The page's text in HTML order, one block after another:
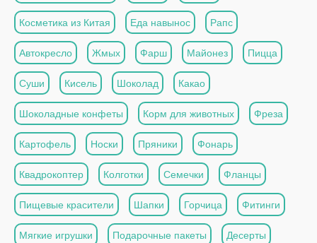
Косметика из Китая Еда навынос Рапс
Автокресло Жмых Фарш Майонез Пицца
Суши Кисель Шоколад Какао
Шоколадные конфеты Корм для животных Фреза
Картофель Носки Пряники Фонарь
Квадрокоптер Колготки Семечки Фланцы
Пищевые красители Шапки Горчица Фитинги
Мягкие игрушки Подарочные пакеты Десерты